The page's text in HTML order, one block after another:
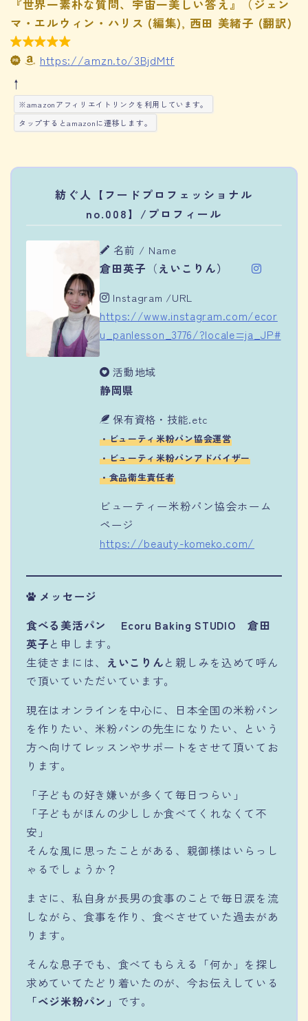
『世界一素朴な質問、宇宙一美しい答え』（ジェン
マ・エルウィン・ハリス (編集), 西田 美緒子 (翻訳)

https://amzn.to/3BjdMtf
↑
※amazonアフィリエイトリンクを利用しています。
タップするとamazonに遷移します。
紡ぐ人【フードプロフェッショナル
no.008】/プロフィール
名前 / Name
倉田英子 （えいこりん）
Instagram /URL
https://www.instagram.com/ecor
u_panlesson_3776/?locale=ja_JP#
活動地域
静岡県
保有資格・技能.etc
・ビューティ米粉パン協会運営
・ビューティ米粉パンアドバイザー
・食品衛生責任者
ビューティー米粉パン協会ホーム
ページ
https://beauty-komeko.com/
メッセージ
食べる美活パン Ecoru Baking STUDIO
倉田
英子と申します。
生徒さまには、 えいこりんと親しみを込めて呼ん
で頂いていただいています。
現在はオンラインを中心に、日本全国の米粉パン
を作りたい、米粉パンの先生になりたい、という
方へ向けてレッスンやサポートをさせて頂いてお
ります。
「子どもの好き嫌いが多くて毎日つらい」
「子どもがほんの少ししか食べてくれなくて不
安」
そんな風に思ったことがある、親御様はいらっし
ゃるでしょうか？
まさに、私自身が長男の食事のことで毎日涙を流
しながら、食事を作り、食べさせていた過去があ
ります。
そんな息子でも、食べてもらえる「何か」を探し
求めていてたどり着いたのが、今お伝えしている
「ベジ米粉パン」 です。